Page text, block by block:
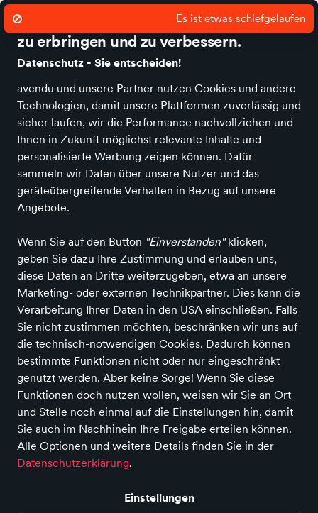
Wir nutzen Cookies um unsere Dienste
zu erbringen und zu verbessern.
Datenschutz - Sie entscheiden!
avendu und unsere Partner nutzen Cookies und andere
Technologien, damit unsere Plattformen zuverlässig und
sicher laufen, wir die Performance nachvollziehen und
Ihnen in Zukunft möglichst relevante Inhalte und
personalisierte Werbung zeigen können. Dafür
sammeln wir Daten über unsere Nutzer und das
geräteübergreifende Verhalten in Bezug auf unsere
Angebote.
Wenn Sie auf den Button "Einverstanden"klicken,
geben Sie dazu Ihre Zustimmung und erlauben uns,
diese Daten an Dritte weiterzugeben, etwa an unsere
Marketing- oder externen Technikpartner. Dies kann die
Verarbeitung Ihrer Daten in den USA einschließen. Falls
Sie nicht zustimmen möchten, beschränken wir uns auf
die technisch-notwendigen Cookies. Dadurch können
bestimmte Funktionen nicht oder nur eingeschränkt
genutzt werden. Aber keine Sorge! Wenn Sie diese
Funktionen doch nutzen wollen, weisen wir Sie an Ort
und Stelle noch einmal auf die Einstellungen hin, damit
Sie auch im Nachhinein Ihre Freigabe erteilen können.
Alle Optionen und weitere Details finden Sie in der
Datenschutzerklärung.
Einstellungen
Startseite News Über uns Kontakt Damen Herren Kinder
Produktevon Schuhhaus
Tscheche
ALLE FILTER
Farbe Größe Marken
Lloyd